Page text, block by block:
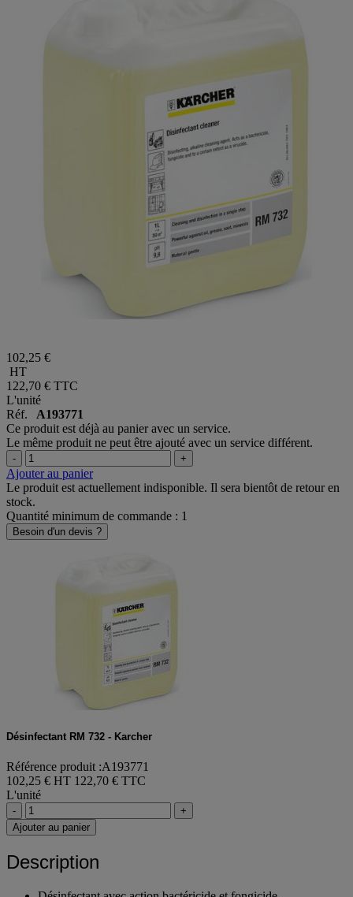
102,25 €
HT
122,70 €
L'unité
Réf.A193771
Ce produit est déjà au panier avec un service.
Le même produit ne peut être ajouté avec un service différent.
- +
Ajouter au panier
Le produit est actuellement indisponible. Il sera bientôt de retour en
stock.
Quantité minimum de commande : 1
Besoin d'un devis ?
Référence produit :A193771
102,25 € HT
L'unité
-
Description